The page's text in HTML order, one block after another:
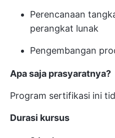
Perencanaan
perangkat lunak
Pengembangan
Apa saja prasyaratnya?
Program sertifikasi ini
Durasi kursus